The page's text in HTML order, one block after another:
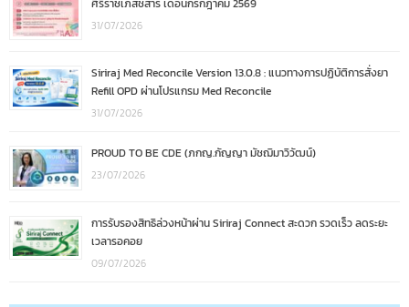
ศิริราชเภสัชสาร เดือนกรกฎาคม 2569
31/07/2026
Siriraj Med Reconcile Version 13.0.8 : แนวทางการปฏิบัติการสั่งยา
Refill OPD ผ่านโปรแกรม Med Reconcile
31/07/2026
PROUD TO BE CDE (ภกญ.กัญญา มัชฌิมาวิวัฒน์)
23/07/2026
การรับรองสิทธิล่วงหน้าผ่าน Siriraj Connect สะดวก รวดเร็ว ลดระยะ
เวลารอคอย
09/07/2026